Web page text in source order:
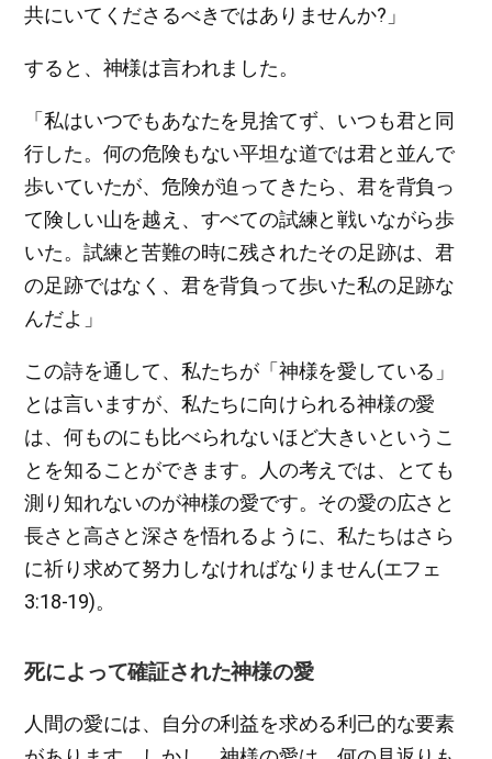
共にいてくださるべきではありませんか?」
すると、神様は言われました。
「私はいつでもあなたを見捨てず、いつも君と同
行した。何の危険もない平坦な道では君と並んで
歩いていたが、危険が迫ってきたら、君を背負っ
て険しい山を越え、すべての試練と戦いながら歩
いた。試練と苦難の時に残されたその足跡は、君
の足跡ではなく、君を背負って歩いた私の足跡な
んだよ」
この詩を通して、私たちが「神様を愛している」
とは言いますが、私たちに向けられる神様の愛
は、何ものにも比べられないほど大きいというこ
とを知ることができます。人の考えでは、とても
測り知れないのが神様の愛です。その愛の広さと
長さと高さと深さを悟れるように、私たちはさら
に祈り求めて努力しなければなりません(エフェ
3:18-19)。
死によって確証された神様の愛
人間の愛には、自分の利益を求める利己的な要素